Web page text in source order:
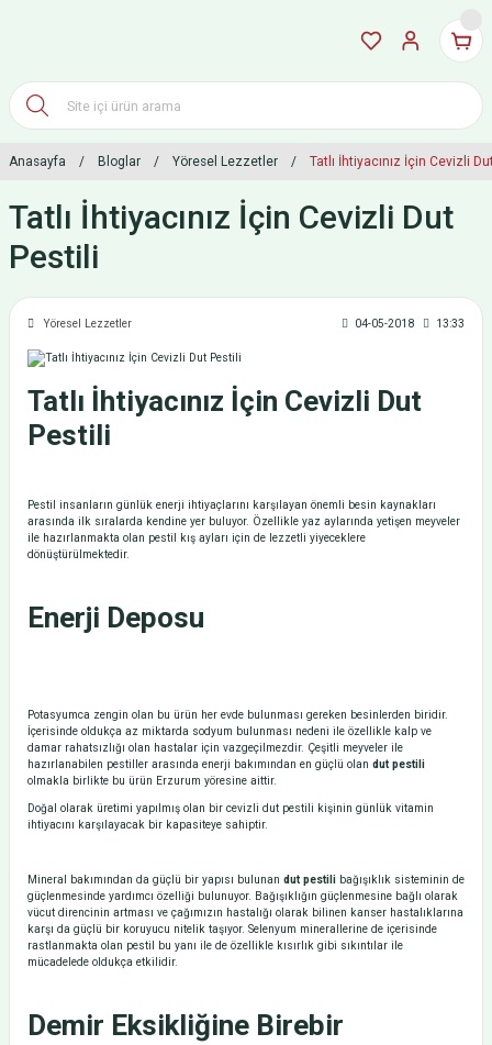
Anasayfa Bloglar Yöresel Lezzetler Tatlı İhtiyacınız İçin Cevizli
Tatlı İhtiyacınız İçin Cevizli Dut
Pestili
Yöresel Lezzetler 04-05-2018 13:33
Tatlı İhtiyacınız İçin Cevizli Dut
Pestili
Pestil insanların günlük enerji ihtiyaçlarını karşılayan önemli besin kaynakları
arasında ilk sıralarda kendine yer buluyor. Özellikle yaz aylarında yetişen meyveler
ile hazırlanmakta olan pestil kış ayları için de lezzetli yiyeceklere
dönüştürülmektedir.
Enerji Deposu
Potasyumca zengin olan bu ürün her evde bulunması gereken besinlerden biridir.
İçerisinde oldukça az miktarda sodyum bulunması nedeni ile özellikle kalp ve
damar rahatsızlığı olan hastalar için vazgeçilmezdir. Çeşitli meyveler ile
hazırlanabilen pestiller arasında enerji bakımından en güçlü olan dut pestili
olmakla birlikte bu ürün Erzurum yöresine aittir.
Doğal olarak üretimi yapılmış olan bir cevizli dut pestili kişinin günlük vitamin
ihtiyacını karşılayacak bir kapasiteye sahiptir.
Mineral bakımından da güçlü bir yapısı bulunan dut pestili bağışıklık sisteminin de
güçlenmesinde yardımcı özelliği bulunuyor. Bağışıklığın güçlenmesine bağlı olarak
vücut direncinin artması ve çağımızın hastalığı olarak bilinen kanser hastalıklarına
karşı da güçlü bir koruyucu nitelik taşıyor. Selenyum minerallerine de içerisinde
rastlanmakta olan pestil bu yanı ile de özellikle kısırlık gibi sıkıntılar ile
mücadelede oldukça etkilidir.
Demir Eksikliğine Birebir